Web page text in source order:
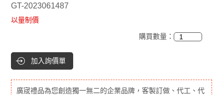
GT-2023061487
以量制價
購買數量：
加入詢價單
廣宬禮品為您創造獨一無二的企業品牌，客製訂做、代工、代